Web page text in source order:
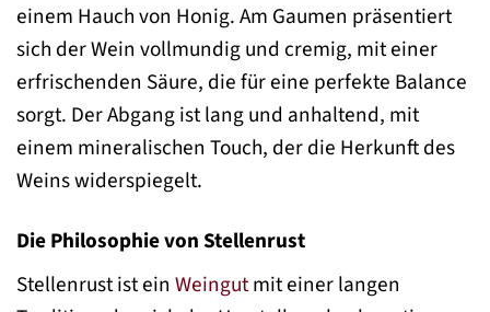
einem Hauch von Honig. Am Gaumen präsentiert
sich der Wein vollmundig und cremig, mit einer
erfrischenden Säure, die für eine perfekte Balance
sorgt. Der Abgang ist lang und anhaltend, mit
einem mineralischen Touch, der die Herkunft des
Weins widerspiegelt.
Die Philosophie von Stellenrust
Stellenrust ist ein Weingutmit einer langen